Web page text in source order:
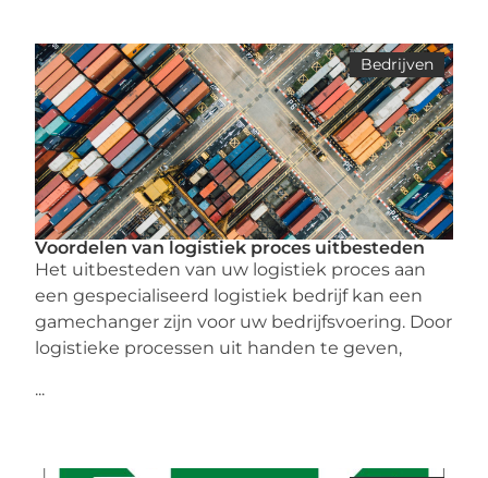
Bedrijven
Voordelen van logistiek proces uitbesteden
Het uitbesteden van uw logistiek proces aan
een gespecialiseerd logistiek bedrijf kan een
gamechanger zijn voor uw bedrijfsvoering. Door
logistieke processen uit handen te geven,
...